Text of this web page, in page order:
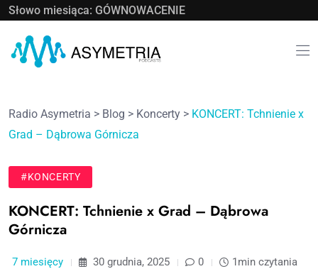
Słowo miesiąca: GÓWNOWACENIE
Radio Asymetria > Blog > Koncerty > KONCERT: Tchnienie x
Grad – Dąbrowa Górnicza
#KONCERTY
KONCERT: Tchnienie x Grad – Dąbrowa
Górnicza
7 miesięcy 30 grudnia, 2025 0 1min czytania